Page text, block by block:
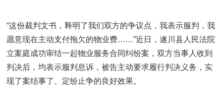
“这份裁判文书，释明了我们双方的争议点，我表示服判，我
愿意现在主动支付拖欠的物业费……”近日，遂川县人民法院
立案庭成功审结一起物业服务合同纠纷案，双方当事人收到
判决后，均表示服判息诉，被告主动要求履行判决义务，实
现了案结事了、定纷止争的良好效果。